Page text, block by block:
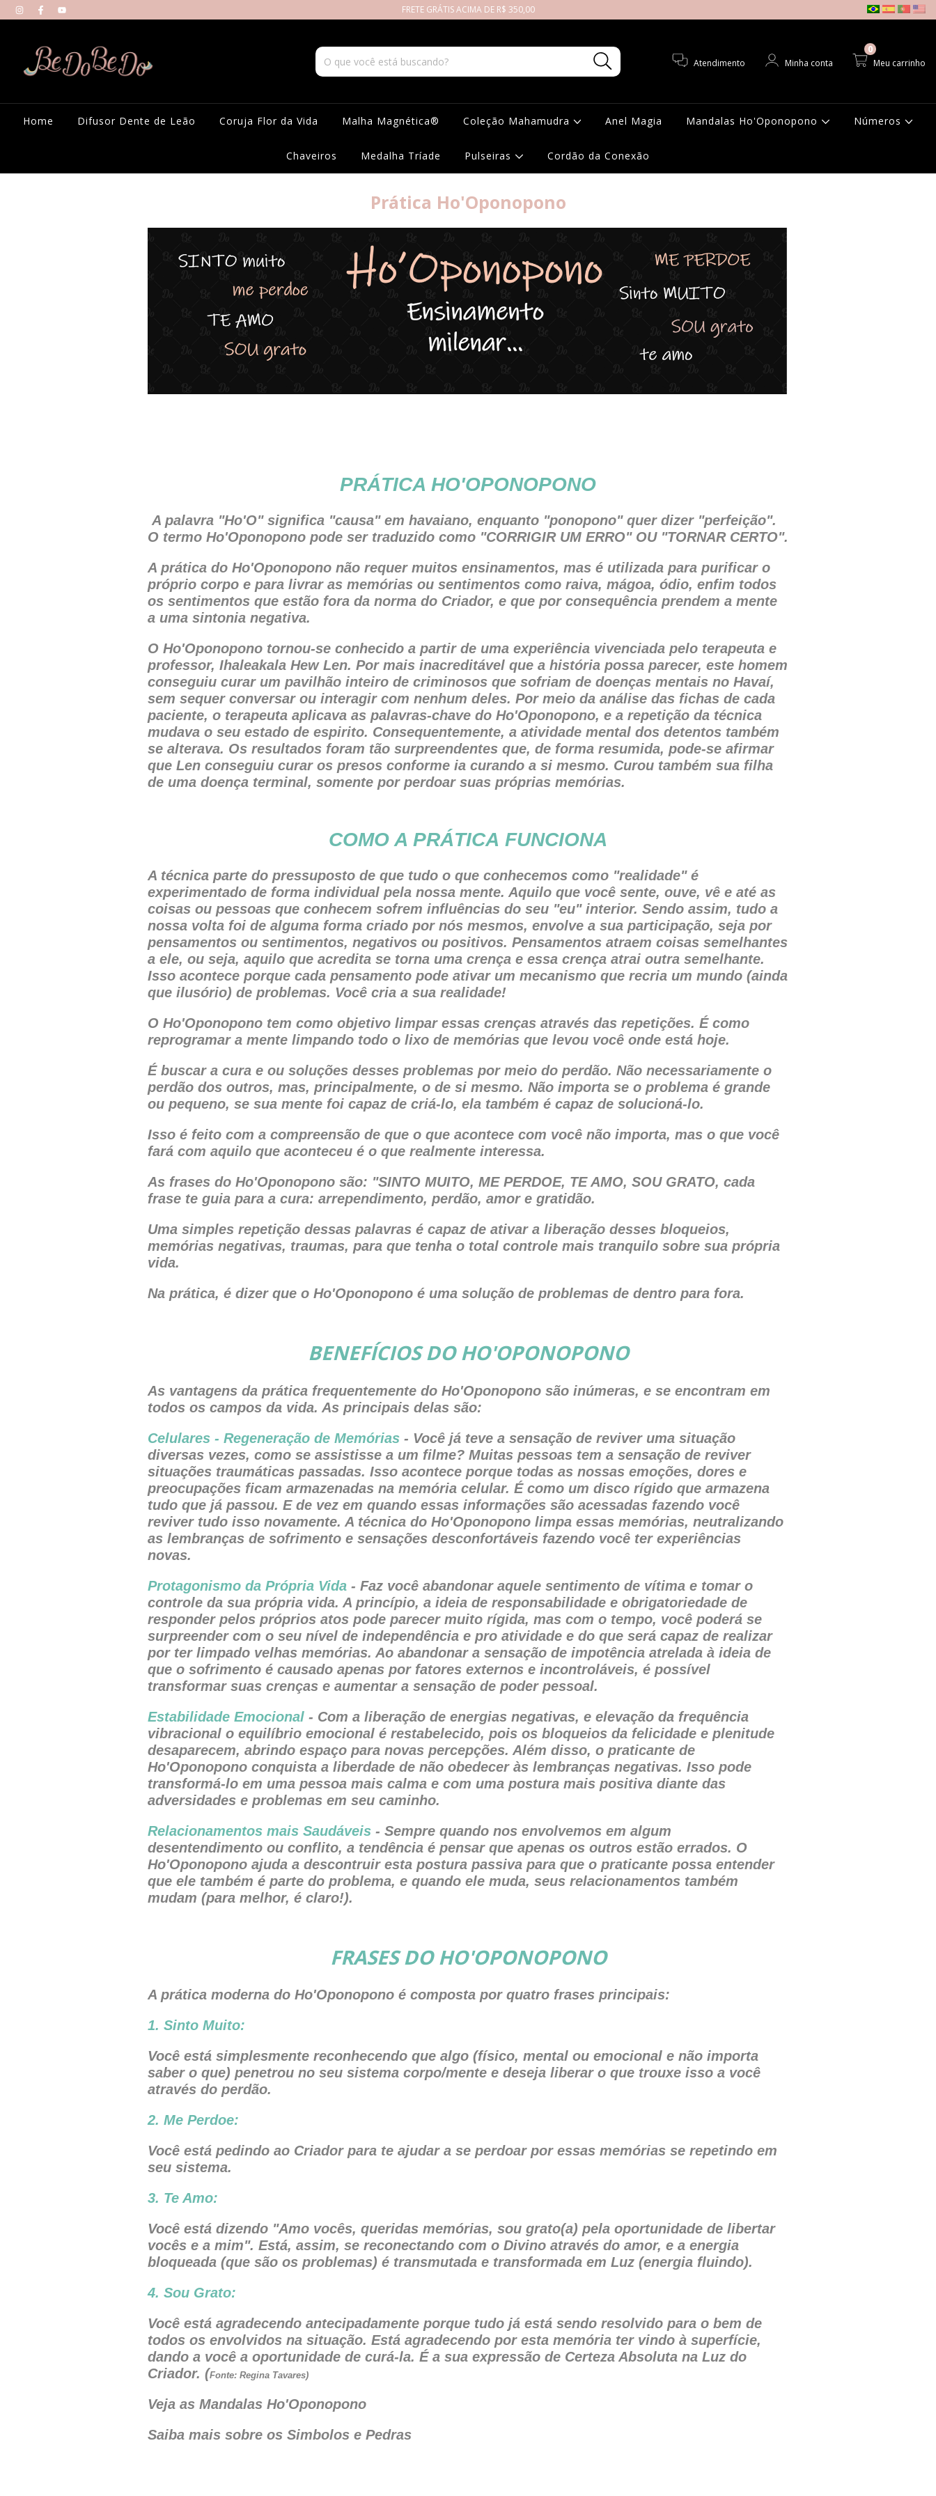
FRETE GRÁTIS ACIMA DE R$ 350,00
Atendimento Minha conta Meu carrinho
0
Home Difusor Dente de Leão Coruja Flor da Vida Malha Magnética® Coleção Mahamudra Anel Magia Mandalas Ho'Oponopono Números
Chaveiros Medalha Tríade Pulseiras Cordão da Conexão
Prática Ho'Oponopono
PRÁTICA HO'OPONOPONO
A palavra "Ho'O" significa "causa" em havaiano, enquanto "ponopono" quer dizer "perfeição".
O termo Ho'Oponopono pode ser traduzido como "CORRIGIR UM ERRO" OU "TORNAR CERTO".
A prática do Ho'Oponopono não requer muitos ensinamentos, mas é utilizada para purificar o
próprio corpo e para livrar as memórias ou sentimentos como raiva, mágoa, ódio, enfim todos
os sentimentos que estão fora da norma do Criador, e que por consequência prendem a mente
a uma sintonia negativa.
O Ho'Oponopono tornou-se conhecido a partir de uma experiência vivenciada pelo terapeuta e
professor, Ihaleakala Hew Len. Por mais inacreditável que a história possa parecer, este homem
conseguiu curar um pavilhão inteiro de criminosos que sofriam de doenças mentais no Havaí,
sem sequer conversar ou interagir com nenhum deles. Por meio da análise das fichas de cada
paciente, o terapeuta aplicava as palavras-chave do Ho'Oponopono, e a repetição da técnica
mudava o seu estado de espirito. Consequentemente, a atividade mental dos detentos também
se alterava. Os resultados foram tão surpreendentes que, de forma resumida, pode-se afirmar
que Len conseguiu curar os presos conforme ia curando a si mesmo. Curou também sua filha
de uma doença terminal, somente por perdoar suas próprias memórias.
COMO A PRÁTICA FUNCIONA
A técnica parte do pressuposto de que tudo o que conhecemos como "realidade" é
experimentado de forma individual pela nossa mente. Aquilo que você sente, ouve, vê e até as
coisas ou pessoas que conhecem sofrem influências do seu "eu" interior. Sendo assim, tudo a
nossa volta foi de alguma forma criado por nós mesmos, envolve a sua participação, seja por
pensamentos ou sentimentos, negativos ou positivos. Pensamentos atraem coisas semelhantes
a ele, ou seja, aquilo que acredita se torna uma crença e essa crença atrai outra semelhante.
Isso acontece porque cada pensamento pode ativar um mecanismo que recria um mundo (ainda
que ilusório) de problemas. Você cria a sua realidade!
O Ho'Oponopono tem como objetivo limpar essas crenças através das repetições. É como
reprogramar a mente limpando todo o lixo de memórias que levou você onde está hoje.
É buscar a cura e ou soluções desses problemas por meio do perdão. Não necessariamente o
perdão dos outros, mas, principalmente, o de si mesmo. Não importa se o problema é grande
ou pequeno, se sua mente foi capaz de criá-lo, ela também é capaz de solucioná-lo.
Isso é feito com a compreensão de que o que acontece com você não importa, mas o que você
fará com aquilo que aconteceu é o que realmente interessa.
As frases do Ho'Oponopono são: "SINTO MUITO, ME PERDOE, TE AMO, SOU GRATO, cada
frase te guia para a cura: arrependimento, perdão, amor e gratidão.
Uma simples repetição dessas palavras é capaz de ativar a liberação desses bloqueios,
memórias negativas, traumas, para que tenha o total controle mais tranquilo sobre sua própria
vida.
Na prática, é dizer que o Ho'Oponopono é uma solução de problemas de dentro para fora.
BENEFÍCIOS DO HO'OPONOPONO
As vantagens da prática frequentemente do Ho'Oponopono são inúmeras, e se encontram em
todos os campos da vida. As principais delas são:
Celulares - Regeneração de Memórias - Você já teve a sensação de reviver uma situação
diversas vezes, como se assistisse a um filme? Muitas pessoas tem a sensação de reviver
situações traumáticas passadas. Isso acontece porque todas as nossas emoções, dores e
preocupações ficam armazenadas na memória celular. É como um disco rígido que armazena
tudo que já passou. E de vez em quando essas informações são acessadas fazendo você
reviver tudo isso novamente. A técnica do Ho'Oponopono limpa essas memórias, neutralizando
as lembranças de sofrimento e sensações desconfortáveis fazendo você ter experiências
novas.
Protagonismo da Própria Vida - Faz você abandonar aquele sentimento de vítima e tomar o
controle da sua própria vida. A princípio, a ideia de responsabilidade e obrigatoriedade de
responder pelos próprios atos pode parecer muito rígida, mas com o tempo, você poderá se
surpreender com o seu nível de independência e pro atividade e do que será capaz de realizar
por ter limpado velhas memórias. Ao abandonar a sensação de impotência atrelada à ideia de
que o sofrimento é causado apenas por fatores externos e incontroláveis, é possível
transformar suas crenças e aumentar a sensação de poder pessoal.
Estabilidade Emocional - Com a liberação de energias negativas, e elevação da frequência
vibracional o equilíbrio emocional é restabelecido, pois os bloqueios da felicidade e plenitude
desaparecem, abrindo espaço para novas percepções. Além disso, o praticante de
Ho'Oponopono conquista a liberdade de não obedecer às lembranças negativas. Isso pode
transformá-lo em uma pessoa mais calma e com uma postura mais positiva diante das
adversidades e problemas em seu caminho.
Relacionamentos mais Saudáveis - Sempre quando nos envolvemos em algum
desentendimento ou conflito, a tendência é pensar que apenas os outros estão errados. O
Ho'Oponopono ajuda a descontruir esta postura passiva para que o praticante possa entender
que ele também é parte do problema, e quando ele muda, seus relacionamentos também
mudam (para melhor, é claro!).
FRASES DO HO'OPONOPONO
A prática moderna do Ho'Oponopono é composta por quatro frases principais:
1. Sinto Muito:
Você está simplesmente reconhecendo que algo (físico, mental ou emocional e não importa
saber o que) penetrou no seu sistema corpo/mente e deseja liberar o que trouxe isso a você
através do perdão.
2. Me Perdoe:
Você está pedindo ao Criador para te ajudar a se perdoar por essas memórias se repetindo em
seu sistema.
3. Te Amo:
Você está dizendo "Amo vocês, queridas memórias, sou grato(a) pela oportunidade de libertar
vocês e a mim". Está, assim, se reconectando com o Divino através do amor, e a energia
bloqueada (que são os problemas) é transmutada e transformada em Luz (energia fluindo).
4. Sou Grato:
Você está agradecendo antecipadamente porque tudo já está sendo resolvido para o bem de
todos os envolvidos na situação. Está agradecendo por esta memória ter vindo à superfície,
dando a você a oportunidade de curá-la. É a sua expressão de Certeza Absoluta na Luz do
Criador. (Fonte: Regina Tavares)
Veja as Mandalas Ho'Oponopono
Saiba mais sobre os Simbolos e Pedras